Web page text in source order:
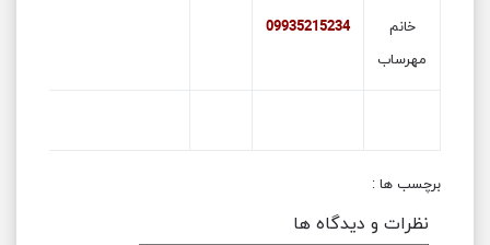
خانم
مهرساب
09935215234
برچسب ها :
نظرات و دیدگاه ها